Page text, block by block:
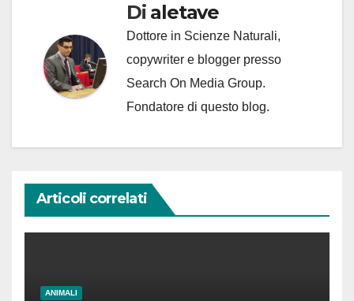
Di aletave
Dottore in Scienze Naturali,
copywriter e blogger presso
Search On Media Group.
Fondatore di questo blog.
Articoli correlati
ANIMALI